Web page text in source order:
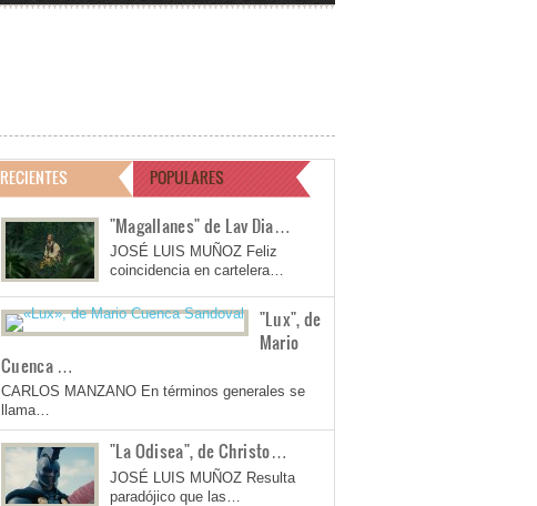
RECIENTES POPULARES
"Magallanes" de Lav Dia…
JOSÉ LUIS MUÑOZ Feliz
coincidencia en cartelera…
"Lux", de
Mario
Cuenca …
CARLOS MANZANO En términos generales se
llama…
"La Odisea", de Christo…
JOSÉ LUIS MUÑOZ Resulta
paradójico que las…